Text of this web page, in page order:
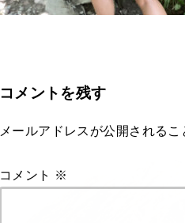
コメントを残す
メールアドレスが公開されるこ
コメント ※